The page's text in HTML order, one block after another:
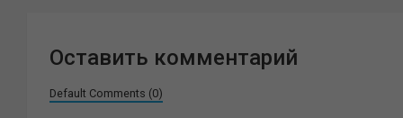
Оставить комментарий
Default Comments (0)